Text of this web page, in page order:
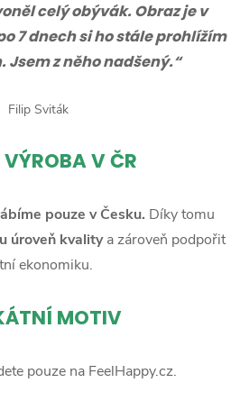
celý obývák. Obraz je v
7 dnech si ho stále prohlížím
Jsem z něho nadšený.“
Filip Sviták
VÝROBA V ČR
pouze v Česku. Díky tomu
úroveň kvalitya zároveň podpořit
ekonomiku.
MOTIV
pouze na FeelHappy.cz.